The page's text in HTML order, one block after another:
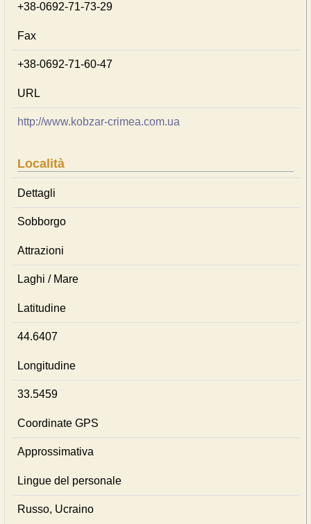
+38-0692-71-73-29
Fax
+38-0692-71-60-47
URL
http://www.kobzar-crimea.com.ua
Località
Dettagli
Sobborgo
Attrazioni
Laghi / Mare
Latitudine
44.6407
Longitudine
33.5459
Coordinate GPS
Approssimativa
Lingue del personale
Russo, Ucraino